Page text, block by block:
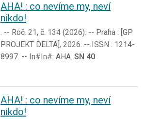
AHA! : co nevíme my, neví
nikdo!
. -- Roč. 21, č. 134 (2026). -- Praha : [GP
PROJEKT DELTA], 2026. -- ISSN : 1214-
8997. -- In#In#: AHA. SN 40
AHA! : co nevíme my, neví
nikdo!